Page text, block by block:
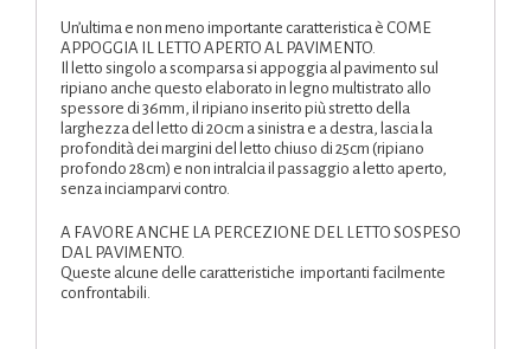
Un’ultima e non meno importante caratteristica è COME
APPOGGIA IL LETTO APERTO AL PAVIMENTO.
Il letto singolo a scomparsa si appoggia al pavimento sul
ripiano anche questo elaborato in legno multistrato allo
spessore di 36mm, il ripiano inserito più stretto della
larghezza del letto di 20cm a sinistra e a destra, lascia la
profondità dei margini del letto chiuso di 25cm (ripiano
profondo 28cm) e non intralcia il passaggio a letto aperto,
senza inciamparvi contro.
A FAVORE ANCHE LA PERCEZIONE DEL LETTO SOSPESO
DAL PAVIMENTO.
Queste alcune delle caratteristiche importanti facilmente
confrontabili.